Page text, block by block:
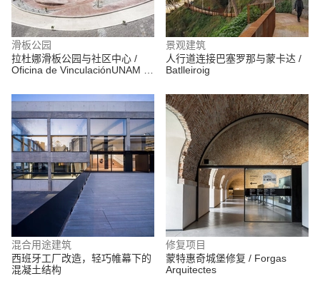
滑板公园
拉杜娜滑板公园与社区中心 /
Oficina de VinculaciónUNAM +
Elías Group
景观建筑
人行道连接巴塞罗那与蒙卡达 /
Batlleiroig
混合用途建筑
西班牙工厂改造，轻巧帷幕下的
混凝土结构
修复项目
蒙特惠奇城堡修复 / Forgas
Arquitectes